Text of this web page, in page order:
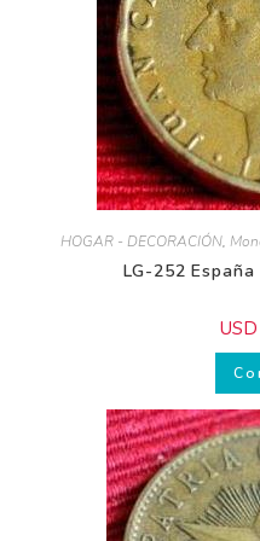
HOGAR - DECORACIÓN,
USD
Para
y llenos
Para
de
Para
salud y
piel